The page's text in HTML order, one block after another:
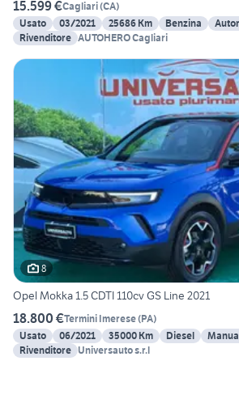
15.599 €Cagliari(CA)
Usato
03/2021 25686 Km Benzina
Rivenditore AUTOHERO Cagliari
8
Opel Mokka 1.5 CDTI 110cv GS Line 2021
18.800 €Termini Imerese(PA)
Usato
06/2021 35000 Km Diesel
Rivenditore Universauto s.r.l